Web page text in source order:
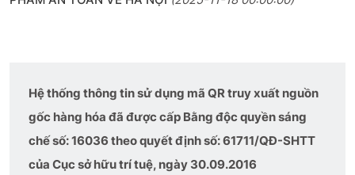
Hệ thống thông tin sử dụng mã QR truy xuất nguồn
gốc hàng hóa đã được cấp Bằng độc quyền sáng
chế số: 16036 theo quyết định số: 61711/QĐ-SHTT
của Cục sở hữu trí tuệ, ngày 30.09.2016